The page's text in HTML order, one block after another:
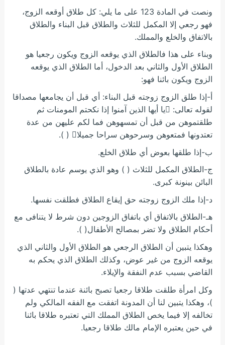
ونصت في المادة 123 على ما يلي: كل طلاق أوقعه الزوج،
فهو رجعي إلا المكمل للثلاث والطلاق قبل البناء والطلاق
بالاتفاق والخلع والمملك.
وبناء على هذا فالطلاق الذي يوقعه الزوج ويكون رجعيا هو
الطلاق الأول والثاني بعد الدخول، أما الطلاق الذي يوقعه
الزوج ويكون بائنا فهو:
أ-إذا طلق الزوج زوجته قبل البناء: أي قبل أن يجامعها مصداقا
لقوله تعالى: يا أيها الذين آمنوا إذا نكحتم المومنات ثم
طلقتموهن من قبل أن تمسهوهن فما لكم عليهن من عدة
تعتدونها فمتعوهن وسرحوهن سراحا جميلا ( ).
ب-إذا طلقها بعوض أي طلاق الخلع.
ج-الطلاق المكمل للثلاث ( ) وهو الذي يوسم عادة بالطلاق
البائن بينونة كبرى.
د-إذا ملك الزوج زوجته حق إيقاع الطلاق فطلقت نفسها.
هـ-الطلاق بالاتفاق أي باتفاق الزوجين دون شرط لا يتنافى مع
أحكام الطلاق ولا تضر بمصالح الأطفال( ).
وهكذا يتبين أن الطلاق الرجعي هو الطلاق الأول والثاني الذي
يوقعه الزوج من غير عوض، وكذلك الطلاق الذي يحكم به
القاضي بسبب عدم النفقة والإيلاء.
وكل امرأة طلقت طلاقا رجعيا تصبح بائنة عندما تنتهي عدتها (
)، وهكذا يتبين لنا أن المدونة اتفقت مع الفقه المالكي ولم
تخالفه إلا فيما يخص الطلاق المملك التي تعتبره طلاقا بائنا
في حين يعتبره الإمام مالك طلاقا رجعيا.